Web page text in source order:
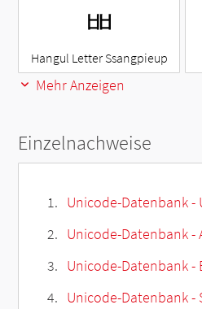
ㅃ
Hangul Letter Ssangpieup
Mehr Anzeigen
Einzelnachweise
Unicode-Datenbank -
Unicode-Datenbank -
Unicode-Datenbank -
Unicode-Datenbank -